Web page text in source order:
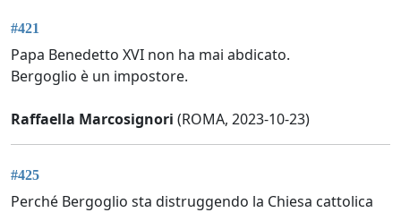
#421
Papa Benedetto XVI non ha mai abdicato.
Bergoglio è un impostore.
Raffaella Marcosignori (ROMA, 2023-10-23)
#425
Perché Bergoglio sta distruggendo la Chiesa cattolica